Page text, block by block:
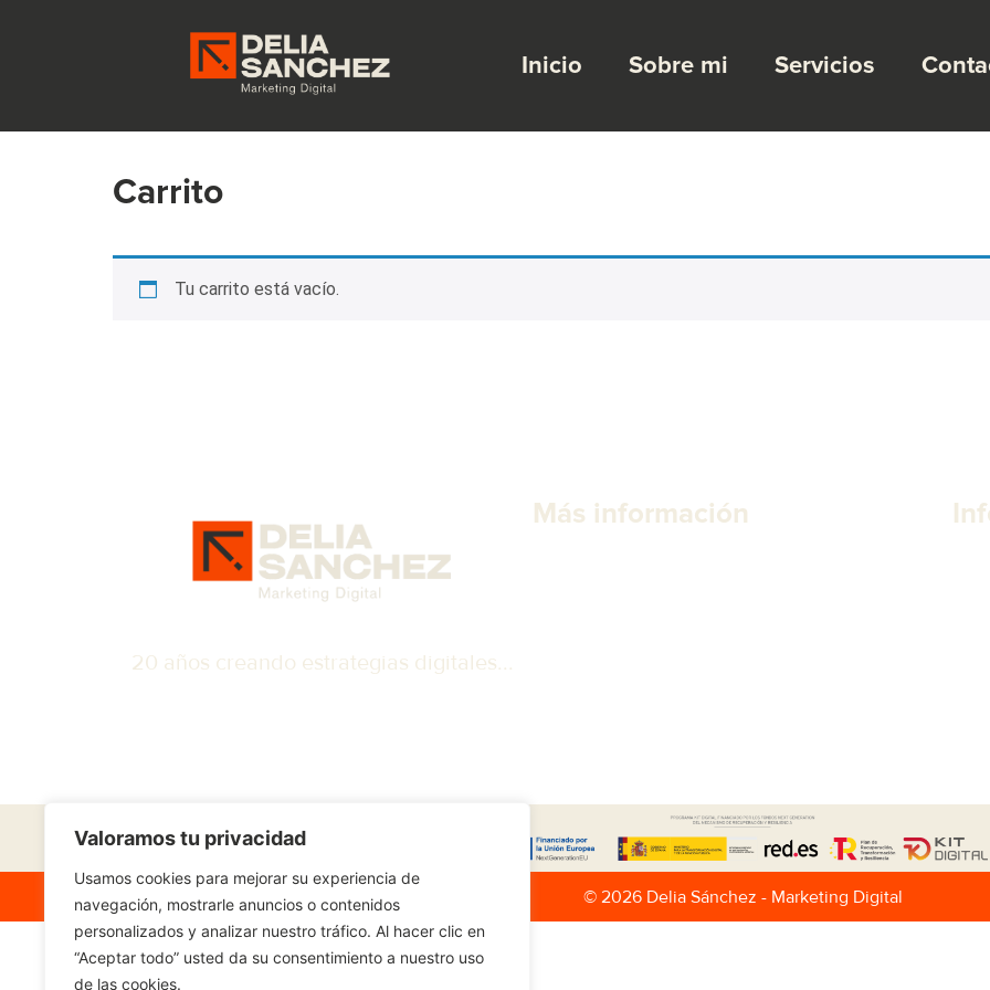
Valoramos tu privacidad
Usamos cookies para mejorar su experiencia de
navegación, mostrarle anuncios o contenidos
personalizados y analizar nuestro tráfico. Al hacer clic en
“Aceptar todo” usted da su consentimiento a nuestro uso
de las cookies.
Inicio Sobre mi Servicios
Carrito
Tu carrito está vacío.
20 años creando estrategias digitales...
Más información
© 2026 Delia Sánchez - Marketing Digital